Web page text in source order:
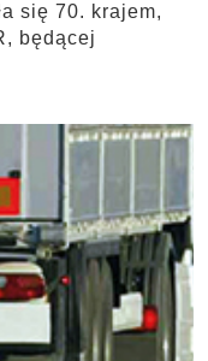
się 70. krajem,
będącej